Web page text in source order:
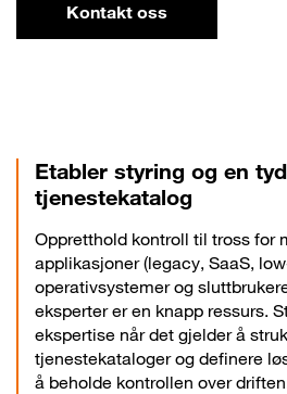
Kontakt oss
Etabler styring og en
tjenestekatalog
Oppretthold kontroll til tross for
applikasjoner (legacy, SaaS,
operativsystemer og
eksperter er en knapp ressurs.
ekspertise når det gjelder å
tjenestekataloger og definere
å beholde kontrollen over